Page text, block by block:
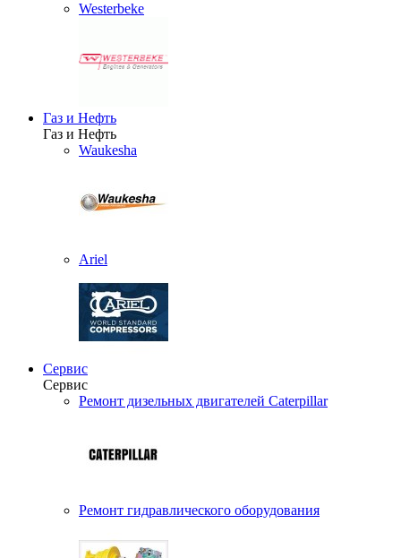
Westerbeke
Газ и Нефть
Газ и Нефть
Waukesha
Ariel
Сервис
Сервис
Ремонт дизельных двигателей Caterpillar
Ремонт гидравлического оборудования